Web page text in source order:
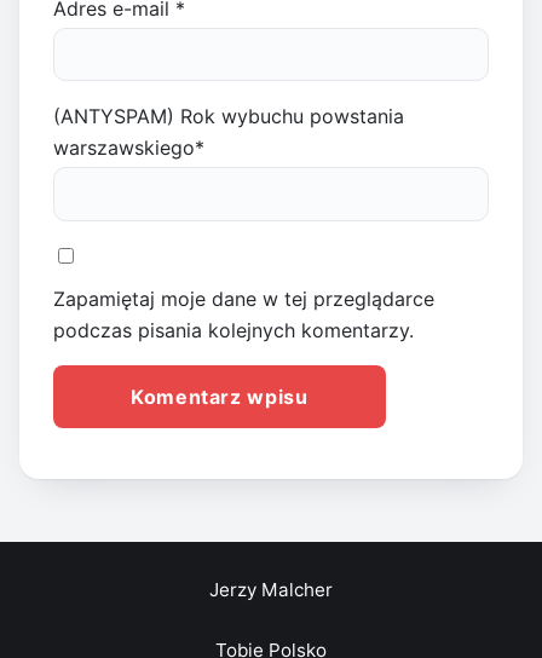
Adres e-mail *
(ANTYSPAM) Rok wybuchu powstania
warszawskiego*
Zapamiętaj moje dane w tej przeglądarce
podczas pisania kolejnych komentarzy.
Jerzy Malcher
Tobie Polsko